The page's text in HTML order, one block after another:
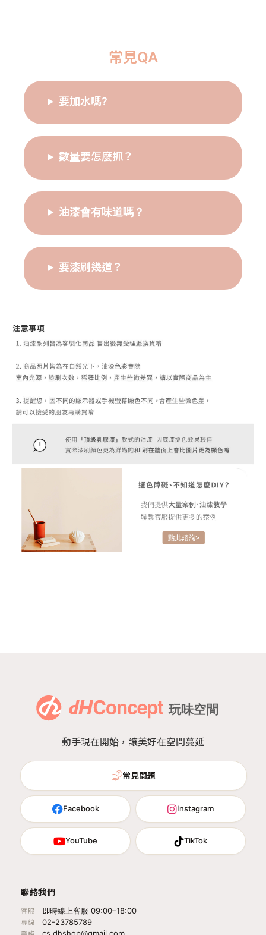
常見QA
要加水嗎?
數量要怎麼抓？
油漆會有味道嗎？
要漆刷幾道？
動手現在開始，讓美好在空間蔓延
常見問題
Facebook Instagram
YouTube TikTok
聯絡我們
客服 即時線上客服 09:00–18:00
專線 02-23785789
cs.dhshop@gmail.com